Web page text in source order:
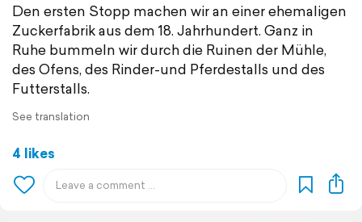
Den ersten Stopp machen wir an einer ehemaligen
Zuckerfabrik aus dem 18. Jahrhundert. Ganz in
Ruhe bummeln wir durch die Ruinen der Mühle,
des Ofens, des Rinder-und Pferdestalls und des
Futterstalls.
See translation
4 likes